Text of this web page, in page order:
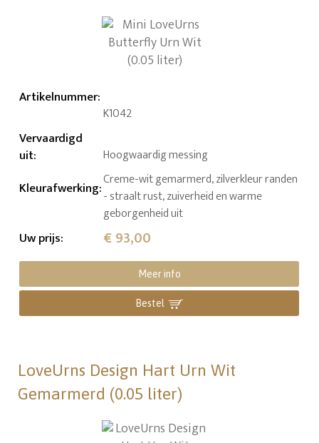
Artikelnummer:
K1042
Vervaardigd
uit: Hoogwaardig messing
Kleurafwerking:Creme-wit gemarmerd, zilverkleur randen
- straalt rust, zuiverheid en warme
geborgenheid uit
Uw prijs: € 93,00
Meer info
Bestel
LoveUrns Design Hart Urn Wit
Gemarmerd (0.05 liter)